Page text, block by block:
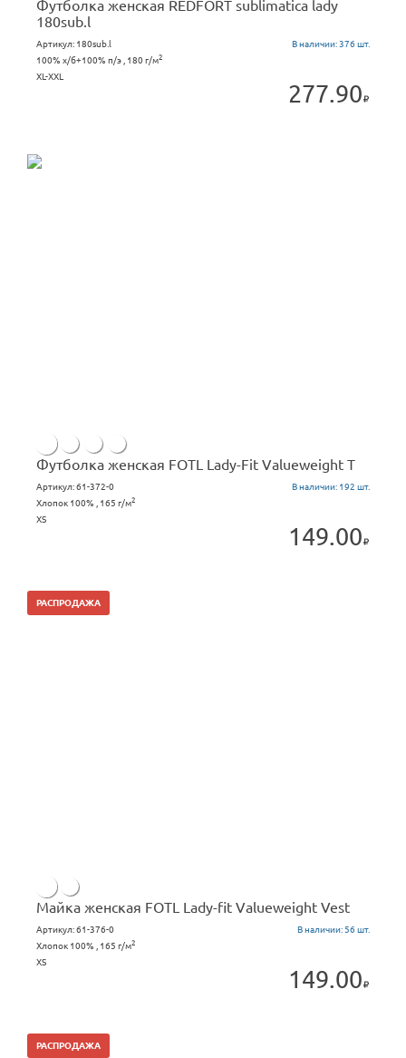
Футболка женская REDFORT sublimatica lady
180sub.l
Артикул: 180sub.l В наличии:376 шт.
100% х/б+100% п/э , 180 г/м2
XL-XXL
277.90
Футболка женская FOTL Lady-Fit Valueweight T
Артикул:61-372-0 В наличии: 192 шт.
Хлопок 100% , 165 г/м2
XS
149.00
РАСПРОДАЖА
Майка женская FOTL Lady-fit Valueweight Vest
Артикул:61-376-0 В наличии: 56 шт.
Хлопок 100% , 165 г/м2
XS
149.00
РАСПРОДАЖА